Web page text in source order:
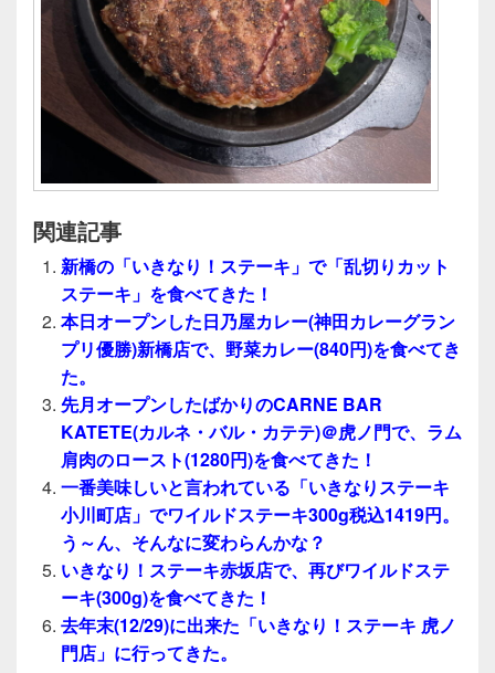
関連記事
新橋の「いきなり！ステーキ」で「乱切りカット
ステーキ」を食べてきた！
本日オープンした日乃屋カレー(神田カレーグラン
プリ優勝)新橋店で、野菜カレー(840円)を食べてき
た。
先月オープンしたばかりのCARNE BAR
KATETE(カルネ・バル・カテテ)＠虎ノ門で、ラム
肩肉のロースト(1280円)を食べてきた！
一番美味しいと言われている「いきなりステーキ
小川町店」でワイルドステーキ300g税込1419円。
う～ん、そんなに変わらんかな？
いきなり！ステーキ赤坂店で、再びワイルドステ
ーキ(300g)を食べてきた！
去年末(12/29)に出来た「いきなり！ステーキ 虎ノ
門店」に行ってきた。